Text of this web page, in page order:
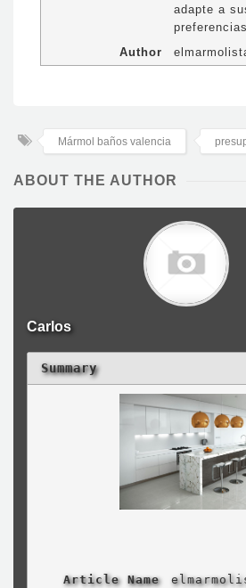
adapte a
Author
Mármol baños valencia
ABOUT THE AUTHOR
Carlos
Summary
Article Name